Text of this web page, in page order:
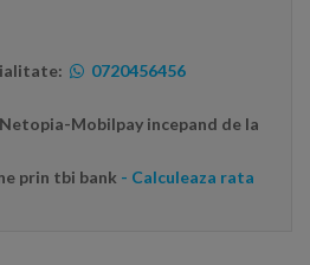
0720456456
Mobilpay incepand de la
prin tbi bank - Calculeaza rata